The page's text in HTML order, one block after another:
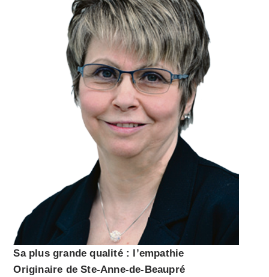
Sa plus grande qualité : l’empathie
Originaire de Ste-Anne-de-Beaupré